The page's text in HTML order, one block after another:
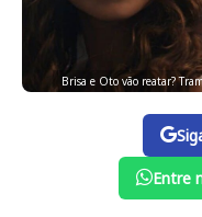
Brisa e Oto vão reatar?
Entre